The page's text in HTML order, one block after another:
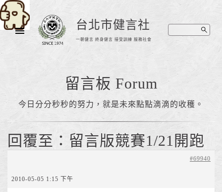
台北市健言社
一朝健言 終身健言 接受訓練 服務社會
留言板 Forum
今日分分秒秒的努力，就是未來點點滴滴的收穫。
回覆至：留言版競賽1/21開跑
2010-05-05 1:15 下午
#69940